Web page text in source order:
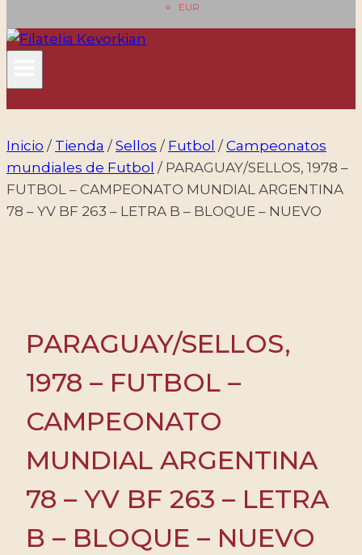
EUR
Inicio / Tienda / Sellos / Futbol / Campeonatos
mundiales de Futbol / PARAGUAY/SELLOS, 1978 –
FUTBOL – CAMPEONATO MUNDIAL ARGENTINA
78 – YV BF 263 – LETRA B – BLOQUE – NUEVO
PARAGUAY/SELLOS,
1978 – FUTBOL –
CAMPEONATO
MUNDIAL ARGENTINA
78 – YV BF 263 – LETRA
B – BLOQUE – NUEVO